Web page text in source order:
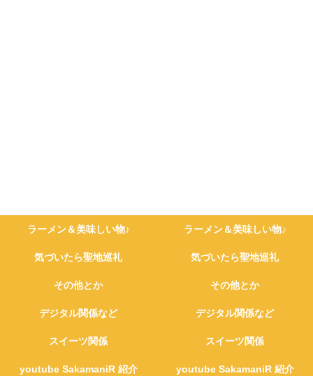
ラーメン＆美味しい物♪ ラーメン＆美味しい物♪
気づいたら聖地巡礼 気づいたら聖地巡礼
その他とか その他とか
デジタル関係など デジタル関係など
スイーツ関係 スイーツ関係
youtube SakamaniR 紹介 youtube SakamaniR 紹介